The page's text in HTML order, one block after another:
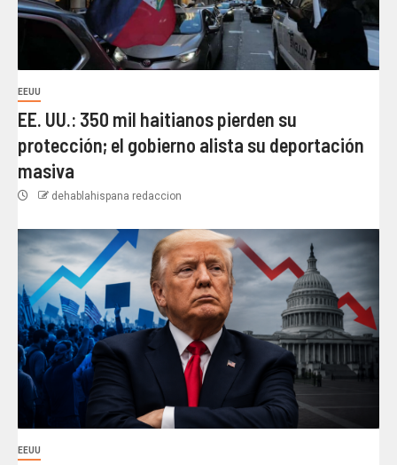
EEUU
EE. UU.: 350 mil haitianos pierden su
protección; el gobierno alista su deportación
masiva
dehablahispana redaccion
EEUU